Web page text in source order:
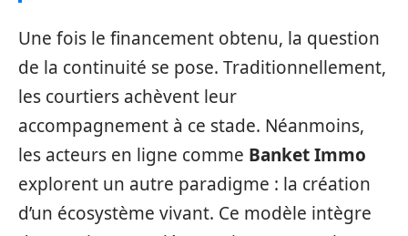
Une fois le financement obtenu, la question
de la continuité se pose. Traditionnellement,
les courtiers achèvent leur
accompagnement à ce stade. Néanmoins,
les acteurs en ligne comme Banket Immo
explorent un autre paradigme : la création
d’un écosystème vivant. Ce modèle intègre